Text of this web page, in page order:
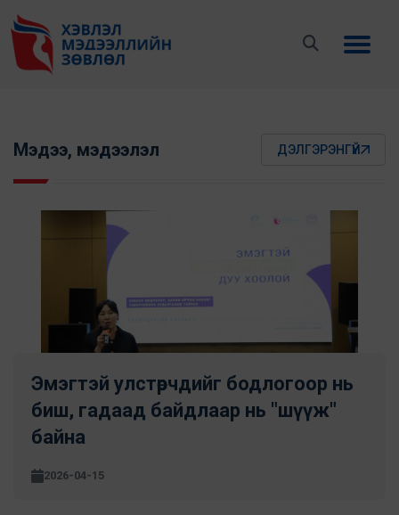
Мэдээ, мэдээлэл ДЭЛГЭРЭНГҮЙ
Эмэгтэй улстөрчдийг бодлогоор нь
биш, гадаад байдлаар нь "шүүж"
байна
2026-04-15